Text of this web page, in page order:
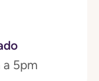
a 5pm